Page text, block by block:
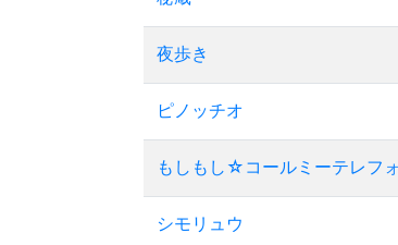
夜歩き
ピノッチオ
もしもし☆コールミーテレフ
シモリュウ